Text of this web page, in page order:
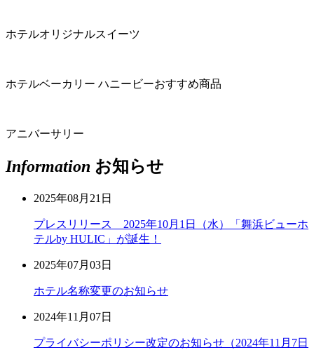
ホテルオリジナルスイーツ
ホテルベーカリー ハニービーおすすめ商品
アニバーサリー
Information お知らせ
2025年08月21日
プレスリリース 2025年10月1日（水）「舞浜ビューホ
テルby HULIC」が誕生！
2025年07月03日
ホテル名称変更のお知らせ
2024年11月07日
プライバシーポリシー改定のお知らせ（2024年11月7日